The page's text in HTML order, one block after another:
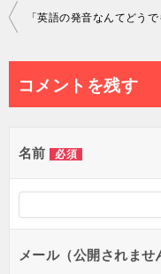
投
ナ
ビ
ゲ
コメントを残す
名前 必須
メール（公開されませ